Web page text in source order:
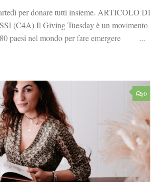
per donare tutti insieme. ARTICOLO DI
(C4A) Il Giving Tuesday è un movimento
80 paesi nel mondo per fare emergere ...
0